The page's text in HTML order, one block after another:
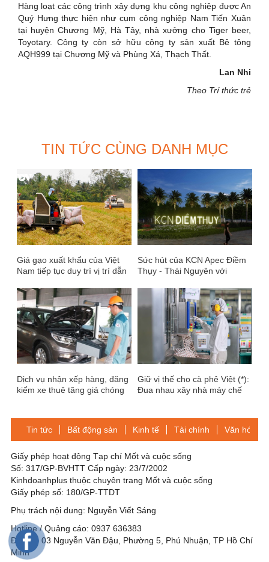
Hàng loạt các công trình xây dựng khu công nghiệp được An
Quý Hưng thực hiện như cụm công nghiệp Nam Tiến Xuân
tại huyện Chương Mỹ, Hà Tây, nhà xưởng cho Tiger beer,
Toyotary. Công ty còn sở hữu công ty sản xuất Bê tông
AQH999 tại Chương Mỹ và Phùng Xá, Thạch Thất.
Lan Nhi
Theo Trí thức trẻ
TIN TỨC CÙNG DANH MỤC
Giá gạo xuất khẩu của Việt
Nam tiếp tục duy trì vị trí dẫn
Sức hút của KCN Apec Điềm
Thụy - Thái Nguyên với
Dịch vụ nhận xếp hàng, đăng
kiểm xe thuê tăng giá chóng
Giữ vị thế cho cà phê Việt (*):
Đua nhau xây nhà máy chế
Tin tức Bất động sản Kinh tế Tài chính Văn hóa-
Giấy phép hoạt động Tạp chí Mốt và cuộc sống
Số: 317/GP-BVHTT Cấp ngày: 23/7/2002
Kinhdoanhplus thuộc chuyên trang Mốt và cuộc sống
Giấy phép số: 180/GP-TTDT
Phụ trách nội dung: Nguyễn Viết Sáng
Hotline / Quảng cáo: 0937 636383
Địa chỉ: 03 Nguyễn Văn Đậu, Phường 5, Phú Nhuận, TP Hồ Chí
Minh